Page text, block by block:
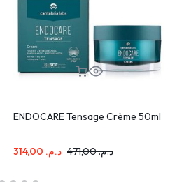
ENDOCARE Tensage Crème 50ml
د.م. د.م.471,00